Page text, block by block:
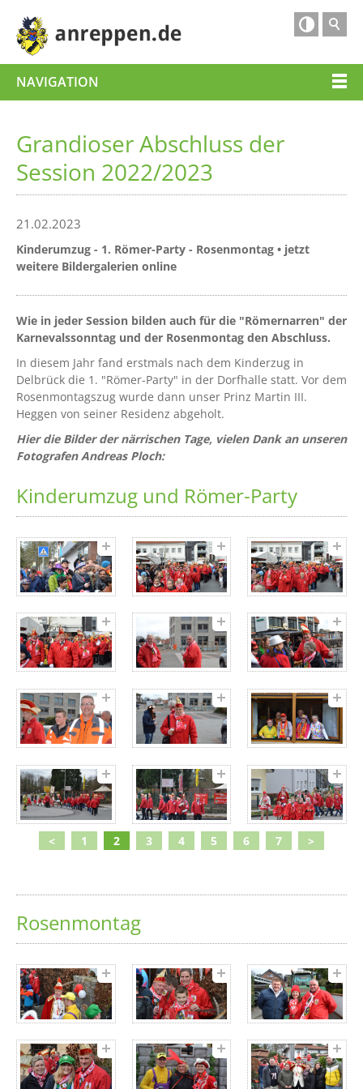

NAVIGATION
Grandioser Abschluss der
Session 2022/2023
21.02.2023
Kinderumzug - 1. Römer-Party - Rosenmontag • jetzt
weitere Bildergalerien online
Wie in jeder Session bilden auch für die "Römernarren" der
Karnevalssonntag und der Rosenmontag den Abschluss.
In diesem Jahr fand erstmals nach dem Kinderzug in
Delbrück die 1. "Römer-Party" in der Dorfhalle statt. Vor dem
Rosenmontagszug wurde dann unser Prinz Martin III.
Heggen von seiner Residenz abgeholt.
Hier die Bilder der närrischen Tage, vielen Dank an unseren
Fotografen Andreas Ploch:
Kinderumzug und Römer-Party
< 1 2 3 4 5 6 7 >
Rosenmontag